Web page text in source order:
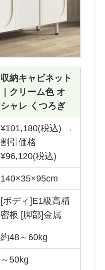
収納キャビネット
｜クリーム色 オ
シャレ くつろぎ
¥101,180(税込) →
割引価格
¥96,120(税込)
140×35×95cm
[ボディ]E1級高精
密板 [脚部]金属
約48～60kg
～50kg